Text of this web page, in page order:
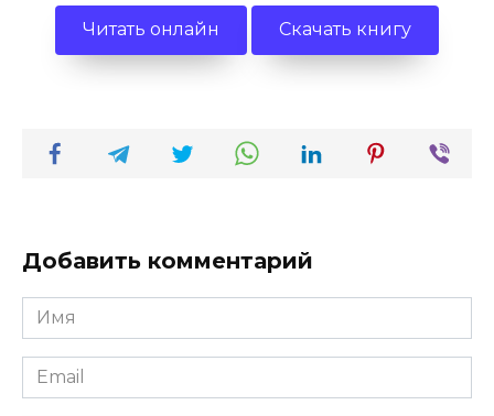
Читать онлайн Скачать книгу
Добавить комментарий
Имя
*
Email
*